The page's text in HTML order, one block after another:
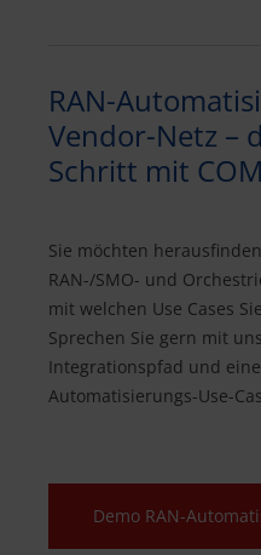
RAN-
Vendor-Netz –
Schritt mit
Sie möchten
RAN-/SMO- und
mit welchen Use Cases
Sprechen Sie gern mit
Integrationspfad und
Automatisierungs-Use-
Demo RAN-